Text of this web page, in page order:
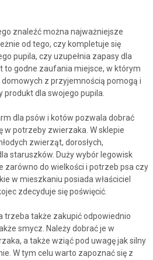
znaleźć można najważniejsze
od tego, czy kompletuje się
pupila, czy uzupełnia zapasy dla
to godne zaufania miejsce, w którym
z przyjemnością pomogą i
dla swojego pupila.
dla psów i kotów pozwala dobrać
w potrzeby zwierzaka. W sklepie
zwierząt, dorosłych,
staruszków. Duży wybór legowisk
zarówno do wielkości i potrzeb psa czy
w mieszkaniu posiada właściciel
zdecyduje się poświęcić.
trzeba także zakupić odpowiednio
smycz. Należy dobrać je w
a także wziąć pod uwagę jak silny
W tym celu warto zapoznać się z